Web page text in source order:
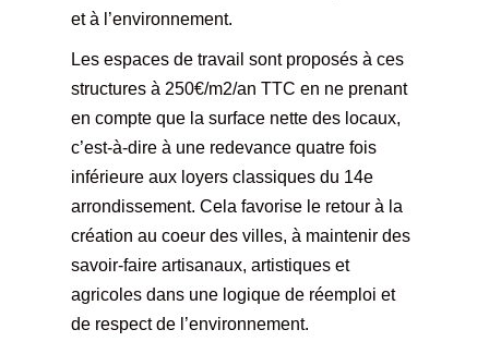
et à l’environnement.
Les espaces de travail sont proposés à ces
structures à 250€/m2/an TTC en ne prenant
en compte que la surface nette des locaux,
c’est-à-dire à une redevance quatre fois
inférieure aux loyers classiques du 14e
arrondissement. Cela favorise le retour à la
création au coeur des villes, à maintenir des
savoir-faire artisanaux, artistiques et
agricoles dans une logique de réemploi et
de respect de l’environnement.